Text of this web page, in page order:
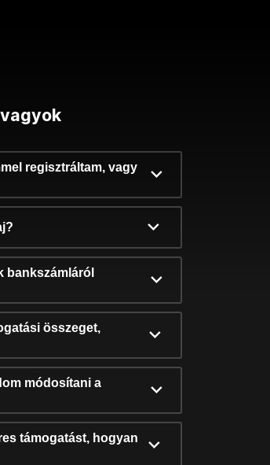
regisztráltam, vagy
bankszámláról
összeget,
módosítani a
támogatást, hogyan